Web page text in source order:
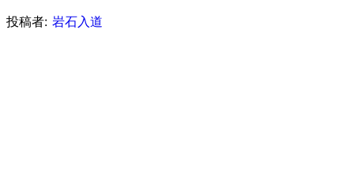
投稿者: 岩石入道